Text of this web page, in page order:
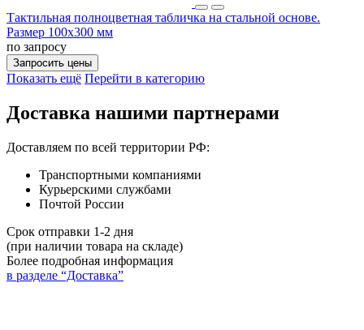
Тактильная полноцветная табличка на стальной основе.
Размер 100x300 мм
по запросу
Запросить цены
Показать ещё Перейти в категорию
Доставка нашими партнерами
Доставляем по всей территории РФ:
Транспортными компаниями
Курьерскими службами
Почтой России
Срок отправки 1-2 дня
(при наличии товара на складе)
Более подробная информация
в разделе “Доставка”